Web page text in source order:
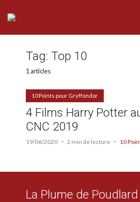
Tag: Top 10
1 articles
10 Points pour Gryffondor
4 Films Harry Potter
CNC 2019
19/06/2020 2 min de lecture 10
La Plume de Poudlard